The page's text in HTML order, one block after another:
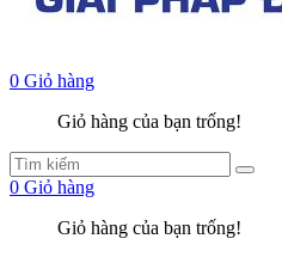
0 Giỏ hàng
Giỏ hàng của bạn trống!
0 Giỏ hàng
Giỏ hàng của bạn trống!